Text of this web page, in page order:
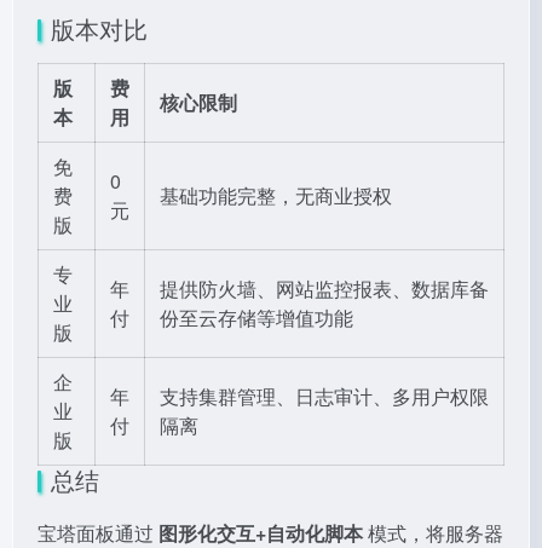
版本对比
版
本
费
用
核心限制
免
费
版
0
元
基础功能完整，无商业授权
专
业
版
年
付
提供防火墙、网站监控报表、数据库备
份至云存储等增值功能
企
业
版
年
付
支持集群管理、日志审计、多用户权限
隔离
总结
宝塔面板通过 图形化交互+自动化脚本模式，将服务器